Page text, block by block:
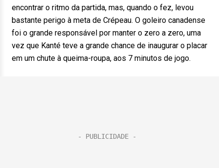
encontrar o ritmo da partida, mas, quando o fez, levou
bastante perigo à meta de Crépeau. O goleiro canadense
foi o grande responsável por manter o zero a zero, uma
vez que Kanté teve a grande chance de inaugurar o placar
em um chute à queima-roupa, aos 7 minutos de jogo.